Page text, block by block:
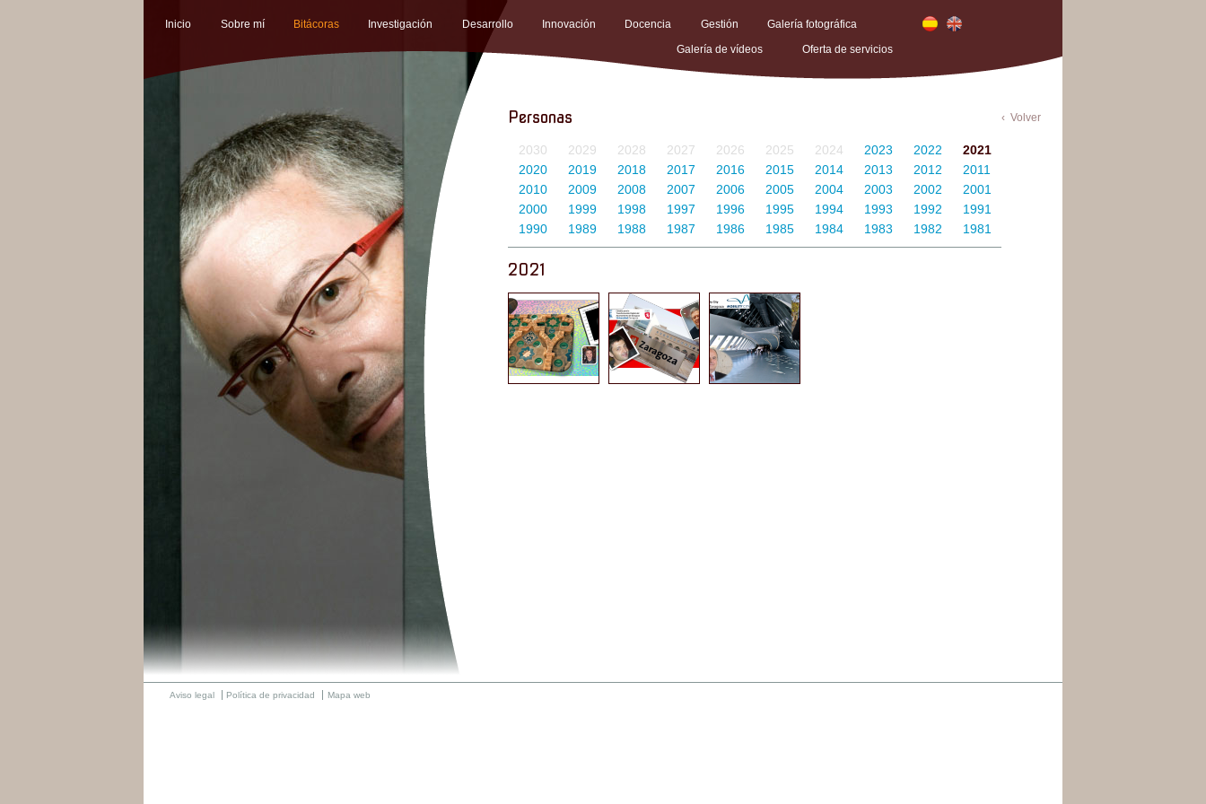
Inicio Sobre mí Bitácoras Investigación Desarrollo Innovación Docencia Gestión
Galería fotográfica
Galería de vídeos
Oferta de servicios
Personas Volver
2030 2029 2028 2027 2026 2025 2024 2023 2022
2021
2020
2019 2018 2017 2016 2015 2014 2013 2012
2011
2010
2009 2008 2007 2006 2005 2004 2003 2002
2001
2000
1999 1998 1997 1996 1995 1994 1993 1992
1991
1990
1989 1988 1987 1986 1985 1984 1983 1982 1981
2021
Aviso legal Política de privacidad Mapa web